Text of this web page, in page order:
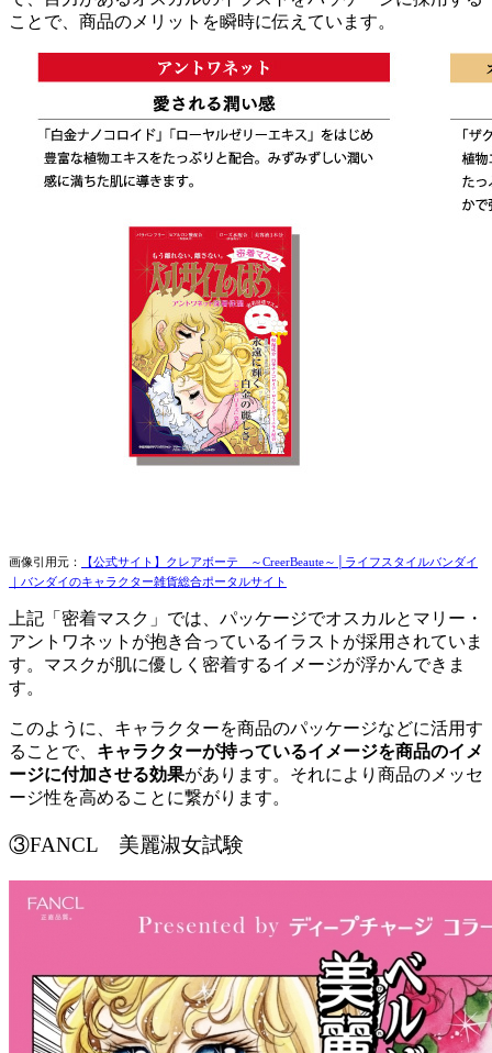
ことで、商品のメリットを瞬時に伝えています。
画像引用元：
【公式サイト】クレアボーテ ～CreerBeaute～│ライフスタイルバンダイ
｜バンダイのキャラクター雑貨総合ポータルサイト
上記「密着マスク」では、パッケージでオスカルとマリー・
アントワネットが抱き合っているイラストが採用されていま
す。マスクが肌に優しく密着するイメージが浮かんできま
す。
このように、キャラクターを商品のパッケージなどに活用す
ることで、 キャラクターが持っているイメージを商品のイメ
ージに付加させる効果があります。それにより商品のメッセ
ージ性を高めることに繋がります。
③FANCL 美麗淑女試験